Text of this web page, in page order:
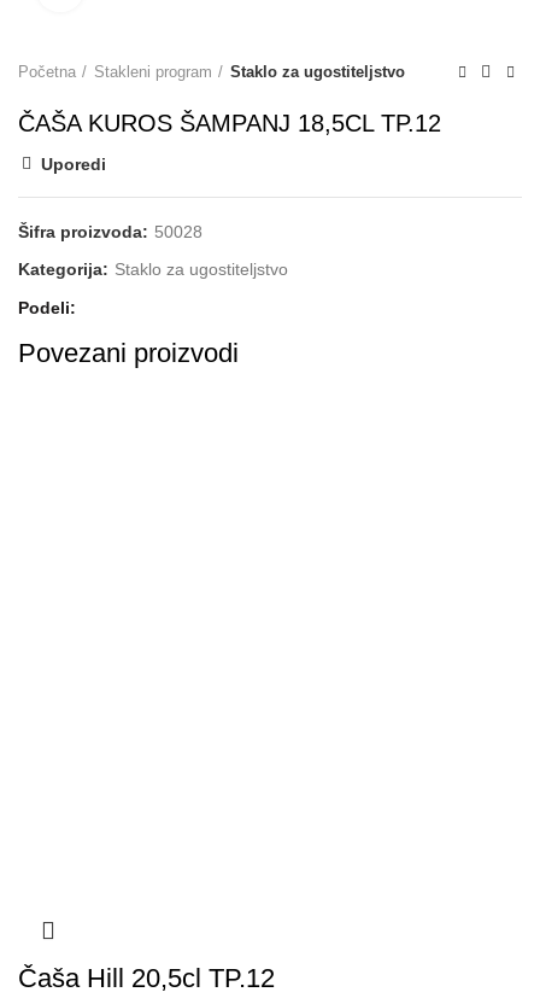
Početna Stakleni program Staklo za ugostiteljstvo
ČAŠA KUROS ŠAMPANJ 18,5CL TP.12
Uporedi
Šifra proizvoda: 50028
Kategorija: Staklo za ugostiteljstvo
Podeli
Povezani proizvodi
Čaša Hill 20,5cl TP.12